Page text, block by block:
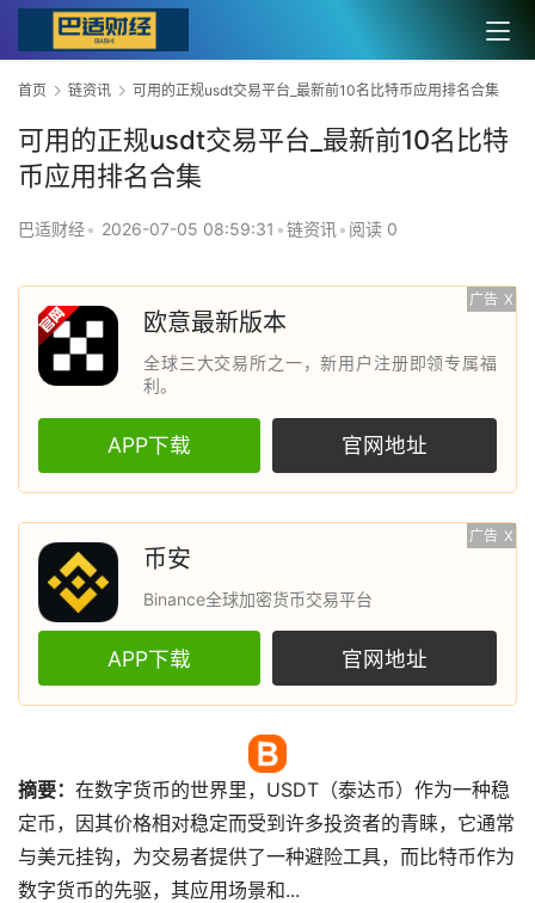
首页 链资讯 可用的正规usdt交易平台_最新前10名比特币应用排名合集
可用的正规usdt交易平台_最新前10名比特
币应用排名合集
巴适财经• 2026-07-05 08:59:31 •链资讯 • 阅读 0
广告 X
欧意最新版本
全球三大交易所之一，新用户注册即领专属福
利。
APP下载 官网地址
广告 X
币安
Binance全球加密货币交易平台
APP下载 官网地址
摘要： 在数字货币的世界里，USDT（泰达币）作为一种稳
定币，因其价格相对稳定而受到许多投资者的青睐，它通常
与美元挂钩，为交易者提供了一种避险工具，而比特币作为
数字货币的先驱，其应用场景和...